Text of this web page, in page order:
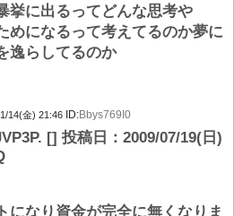
挙に出るってどんな思考や
めになるって考えてるのか夢に
逸らしてるのか
14(金) 21:46 ID:Bbys769I0
[] 投稿日：2009/07/19(日)
になり資金が完全に無くなりま